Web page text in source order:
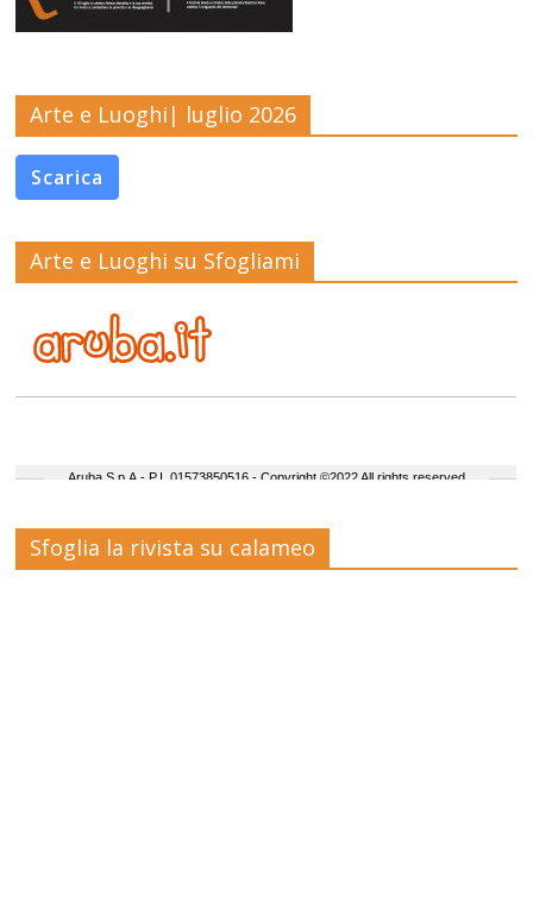
Arte e Luoghi| luglio 2026
Scarica
Arte e Luoghi su Sfogliami
Sfoglia la rivista su calameo